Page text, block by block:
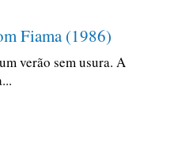
Fiama (1986)
verão sem usura. A